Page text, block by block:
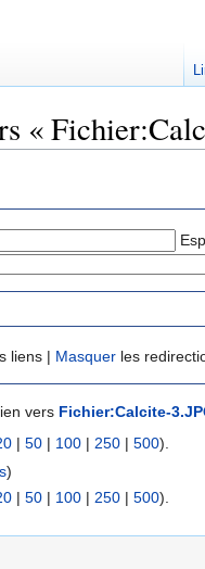
«
liens | Masquer les
vers Fichier:Calcite-
| 50 | 100 | 250 | 500).
)
| 50 | 100 | 250 | 500).